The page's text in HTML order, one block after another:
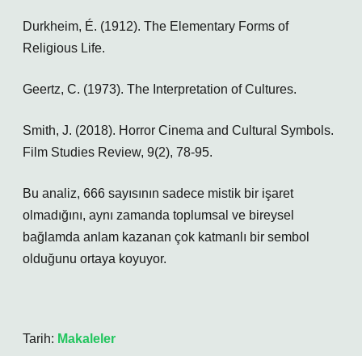
Durkheim, É. (1912). The Elementary Forms of
Religious Life.
Geertz, C. (1973). The Interpretation of Cultures.
Smith, J. (2018). Horror Cinema and Cultural Symbols.
Film Studies Review, 9(2), 78-95.
Bu analiz, 666 sayısının sadece mistik bir işaret
olmadığını, aynı zamanda toplumsal ve bireysel
bağlamda anlam kazanan çok katmanlı bir sembol
olduğunu ortaya koyuyor.
Tarih: Makaleler